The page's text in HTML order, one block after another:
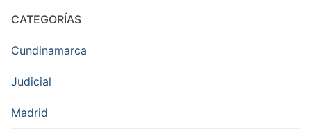
CATEGORÍAS
Cundinamarca
Judicial
Madrid